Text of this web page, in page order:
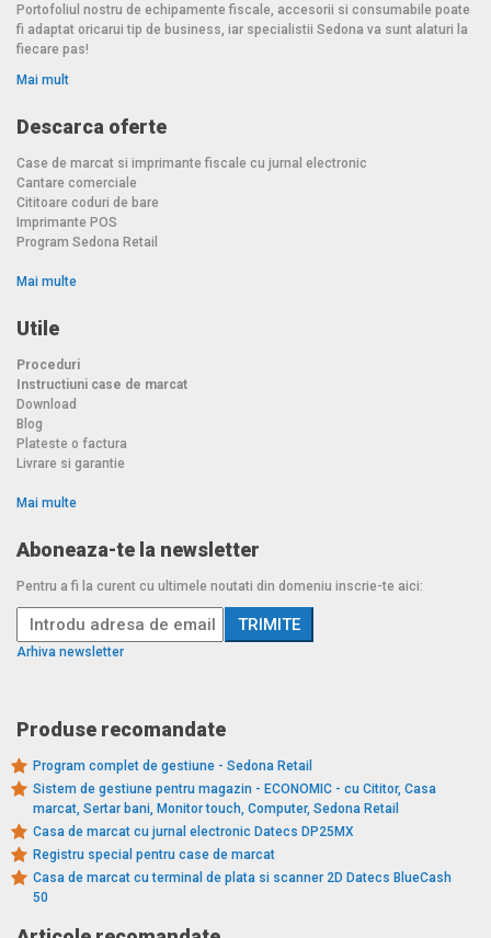
Portofoliul nostru de echipamente fiscale, accesorii si consumabile poate
fi adaptat oricarui tip de business, iar specialistii Sedona va sunt alaturi la
fiecare pas!
Mai mult
Descarca oferte
Case de marcat si imprimante fiscale cu jurnal electronic
Cantare comerciale
Cititoare coduri de bare
Imprimante POS
Program Sedona Retail
Mai multe
Utile
Proceduri
Instructiuni case de marcat
Download
Blog
Plateste o factura
Livrare si garantie
Mai multe
Aboneaza-te la newsletter
Pentru a fi la curent cu ultimele noutati din domeniu inscrie-te aici:
Arhiva newsletter
Produse recomandate
Program complet de gestiune - Sedona Retail
Sistem de gestiune pentru magazin - ECONOMIC - cu Cititor, Casa
marcat, Sertar bani, Monitor touch, Computer, Sedona Retail
Casa de marcat cu jurnal electronic Datecs DP25MX
Registru special pentru case de marcat
Casa de marcat cu terminal de plata si scanner 2D Datecs BlueCash
50